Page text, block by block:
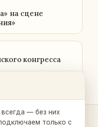
на сцене
конгресса
— без них
только с